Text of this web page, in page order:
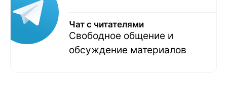
Чат с читателями
Свободное общение и
обсуждение материалов